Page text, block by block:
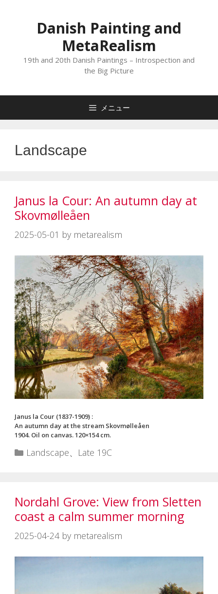
キ
Danish Painting and
MetaRealism
19th and 20th Danish Paintings – Introspection and
the Big Picture
メニュー
Landscape
Janus la Cour: An autumn day at
Skovmølleåen
2025-05-01 by metarealism
Janus la Cour (1837-1909) :
An autumn day at the stream Skovmølleåen
1904. Oil on canvas. 120×154 cm.
カ
ー
Landscape、 Late 19C
Nordahl Grove: View from Sletten
coast a calm summer morning
2025-04-24 by metarealism